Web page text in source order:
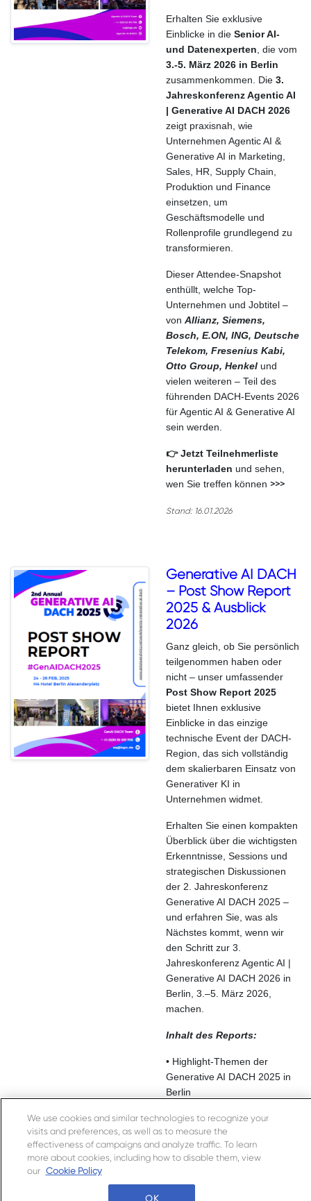
Erhalten Sie exklusive
Einblicke in die Senior AI-
und Datenexperten , die vom
3.-5. März 2026 in Berlin
zusammenkommen. Die 3.
Jahreskonferenz Agentic AI
| Generative AI DACH 2026
zeigt praxisnah, wie
Unternehmen Agentic AI &
Generative AI in Marketing,
Sales, HR, Supply Chain,
Produktion und Finance
einsetzen, um
Geschäftsmodelle und
Rollenprofile grundlegend zu
transformieren.
Dieser Attendee-Snapshot
enthüllt, welche Top-
Unternehmen und Jobtitel –
von Allianz, Siemens,
Bosch, E.ON, ING, Deutsche
Telekom, Fresenius Kabi,
Otto Group, Henkel und
vielen weiteren – Teil des
führenden DACH-Events 2026
für Agentic AI & Generative AI
sein werden.
👉 Jetzt Teilnehmerliste
herunterladen und sehen,
wen Sie treffen können >>>
Stand: 16.01.2026
Generative AI DACH
– Post Show Report
2025 & Ausblick
2026
Ganz gleich, ob Sie persönlich
teilgenommen haben oder
nicht – unser umfassender
Post Show Report 2025
bietet Ihnen exklusive
Einblicke in das einzige
technische Event der DACH-
Region, das sich vollständig
dem skalierbaren Einsatz von
Generativer KI in
Unternehmen widmet.
Erhalten Sie einen kompakten
Überblick über die wichtigsten
Erkenntnisse, Sessions und
strategischen Diskussionen
der 2. Jahreskonferenz
Generative AI DACH 2025 –
und erfahren Sie, was als
Nächstes kommt, wenn wir
den Schritt zur 3.
Jahreskonferenz Agentic AI |
Generative AI DACH 2026 in
Berlin, 3.–5. März 2026,
machen.
Inhalt des Reports:
• Highlight-Themen der
Generative AI DACH 2025 in
Berlin
• Teilnehmerstruktur &
vertretene Branchen (Jobtitel
& Unternehmen)
We use cookies and similar technologies to recognize your
visits and preferences, as well as to measure the
effectiveness of campaigns and analyze traffic. To learn
more about cookies, including how to disable them, view
our Cookie Policy
OK